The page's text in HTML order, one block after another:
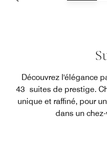
Découvrez l'élégance
43 suites de prestige.
unique et raffiné, pour
dans un